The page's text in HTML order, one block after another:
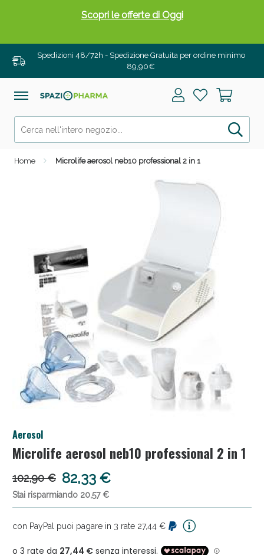
Spedizioni 48/72h - Spedizione Gratuita per ordine minimo
89,90€
Home Microlife aerosol neb10 professional 2 in 1
Aerosol
Microlife aerosol neb10 professional 2 in 1
102,90 € 82,33 €
Stai risparmiando 20,57 €
con PayPal puoi pagare in 3 rate 27,44 €
Scopri le offerte di Oggi
Drenanti e Pancia Piatta: Sconti fino al 55% validi
Salini e Multivitaminici: oggi Sconto extra fino al